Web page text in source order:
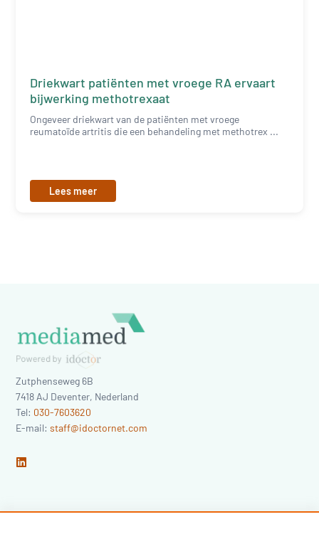
Driekwart patiënten met vroege RA ervaart
bijwerking methotrexaat
Ongeveer driekwart van de patiënten met vroege
reumatoïde artritis die een behandeling met methotrex ...
Lees meer
Zutphenseweg 6B
7418 AJ Deventer, Nederland
Tel: 030-7603620
E-mail:staff@idoctornet.com